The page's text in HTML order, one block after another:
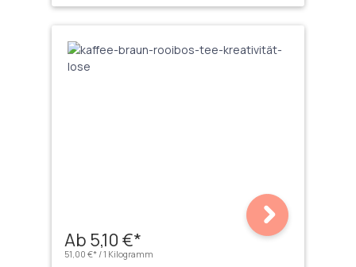
Ab 5,10 €*
51,00 €* / 1 Kilogramm